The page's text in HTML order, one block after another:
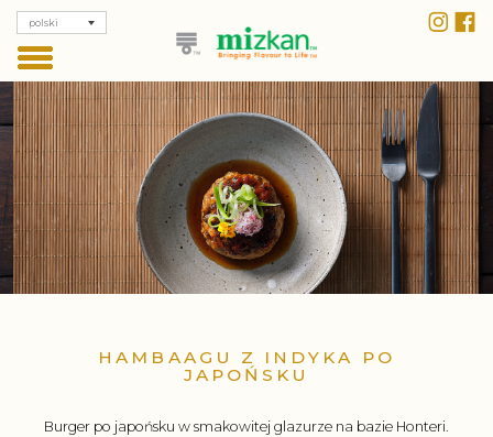
polski
HAMBAAGU Z INDYKA PO
JAPOŃSKU
Burger po japońsku w smakowitej glazurze na bazie Honteri.